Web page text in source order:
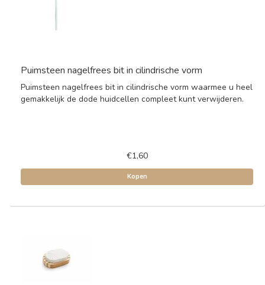
Puimsteen nagelfrees bit in cilindrische vorm
Puimsteen nagelfrees bit in cilindrische vorm waarmee u heel
gemakkelijk de dode huidcellen compleet kunt verwijderen.
€1,60
Kopen